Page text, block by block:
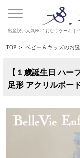
出産祝い人気NO.1おむつケーキ｜
TOP > ベビー＆キッズのお
【１歳誕生日 ハー
足形 アクリルボ